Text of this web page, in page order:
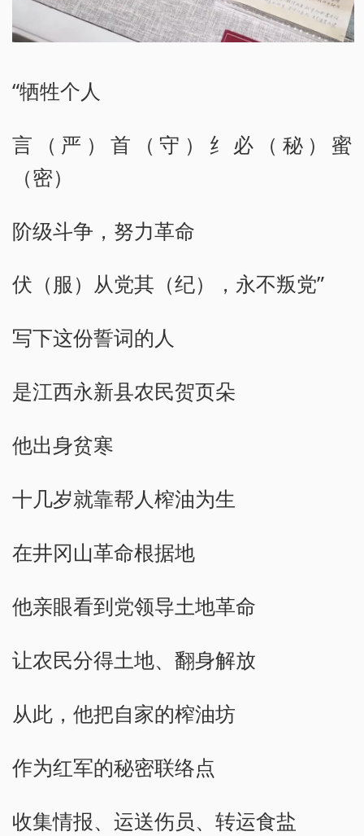
“牺牲个人
言（严）首（守）纟必（秘）蜜
（密）
阶级斗争，努力革命
伏（服）从党其（纪），永不叛党”
写下这份誓词的人
是江西永新县农民贺页朵
他出身贫寒
十几岁就靠帮人榨油为生
在井冈山革命根据地
他亲眼看到党领导土地革命
让农民分得土地、翻身解放
从此，他把自家的榨油坊
作为红军的秘密联络点
收集情报、运送伤员、转运食盐